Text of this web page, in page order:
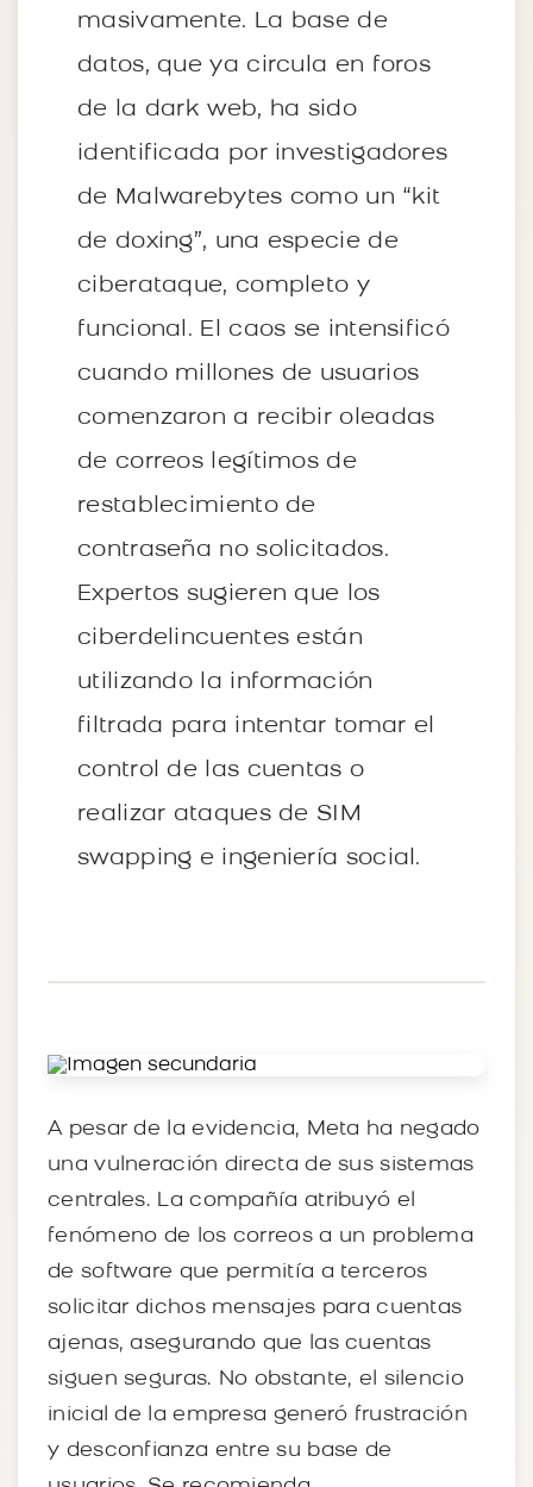
masivamente. La base de
datos, que ya circula en foros
de la dark web, ha sido
identificada por investigadores
de Malwarebytes como un “kit
de doxing”, una especie de
ciberataque, completo y
funcional. El caos se intensificó
cuando millones de usuarios
comenzaron a recibir oleadas
de correos legítimos de
restablecimiento de
contraseña no solicitados.
Expertos sugieren que los
ciberdelincuentes están
utilizando la información
filtrada para intentar tomar el
control de las cuentas o
realizar ataques de SIM
swapping e ingeniería social.
A pesar de la evidencia, Meta ha negado
una vulneración directa de sus sistemas
centrales. La compañía atribuyó el
fenómeno de los correos a un problema
de software que permitía a terceros
solicitar dichos mensajes para cuentas
ajenas, asegurando que las cuentas
siguen seguras. No obstante, el silencio
inicial de la empresa generó frustración
y desconfianza entre su base de